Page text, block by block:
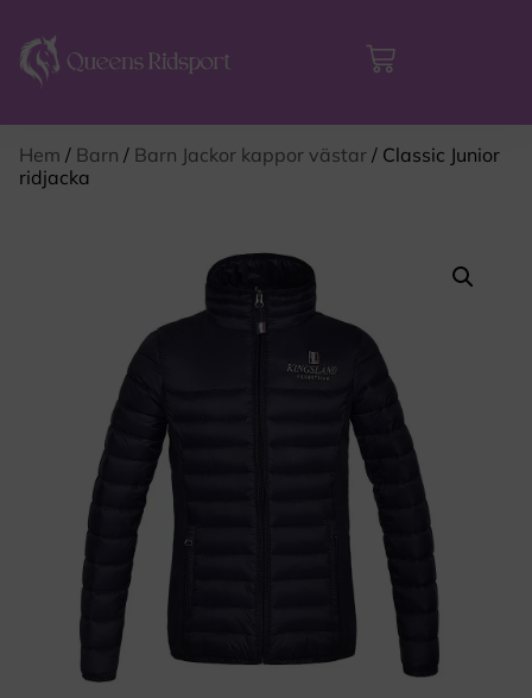
Hem / Barn / Barn Jackor kappor västar / Classic Junior
ridjacka